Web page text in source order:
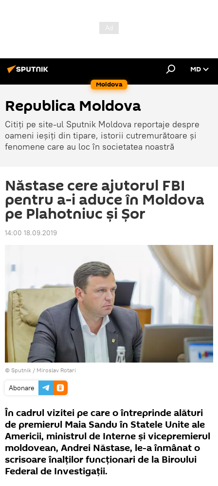
Moldova
MD
Republica Moldova
Citiți pe site-ul Sputnik Moldova reportaje despre
oameni ieșiți din tipare, istorii cutremurătoare și
fenomene care au loc în societatea noastră
Năstase cere ajutorul FBI
pentru a-i aduce în Moldova
pe Plahotniuc și Șor
14:00 18.09.2019
© Sputnik / Miroslav Rotari
Abonare
În cadrul vizitei pe care o întreprinde alături
de premierul Maia Sandu în Statele Unite ale
Americii, ministrul de Interne și vicepremierul
moldovean, Andrei Năstase, le-a înmânat o
scrisoare înalților funcționari de la Biroului
Federal de Investigații.